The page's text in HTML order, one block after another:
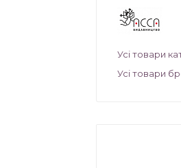
Усі товари
Усі товари